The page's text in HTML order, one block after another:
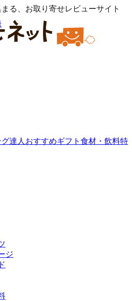
る、お取り寄せレビューサイト
グ達人おすすめギフト 食材・飲料特
ジ